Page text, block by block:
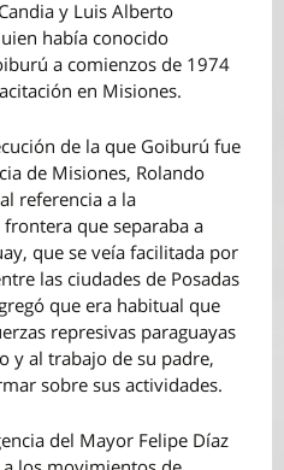
y Luis Alberto
había conocido
a comienzos de 1974
en Misiones.
de la que Goiburú fue
de Misiones, Rolando
referencia a la
que separaba a
que se veía facilitada por
las ciudades de Posadas
que era habitual que
represivas paraguayas
y al trabajo de su padre,
sobre sus actividades.
del Mayor Felipe Díaz